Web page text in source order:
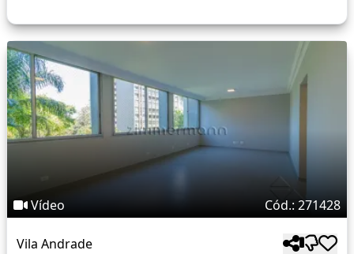
Vídeo Cód.: 271428
Vila Andrade